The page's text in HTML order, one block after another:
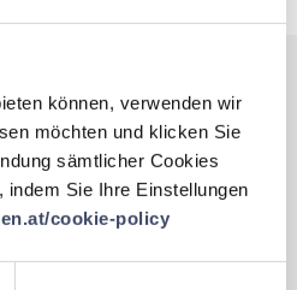
können, verwenden wir
möchten und klicken Sie
sämtlicher Cookies
Sie Ihre Einstellungen
cookie-policy
Sabbatical-